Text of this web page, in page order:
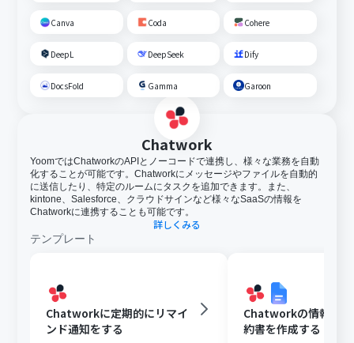
Canva Coda Cohere
DeepL DeepSeek Dify
DocsFold Gamma Garoon
Chatwork
YoomではChatworkのAPIとノーコードで連携し、様々な業務を自動
化することが可能です。Chatworkにメッセージやファイルを自動的
に送信したり、特定のルームにタスクを追加できます。また、
kintone、Salesforce、クラウドサインなど様々なSaaSの情報を
Chatworkに連携することも可能です。
詳しくみる
テンプレート
Chatworkに定期的にリマイ
ンド通知をする
Chatworkの情報を
約書を作成する